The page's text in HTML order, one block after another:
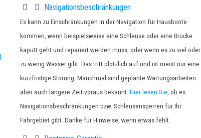
Navigationsbeschränkungen
Es kann zu Einschränkungen in der Navigation für Hausboote
kommen, wenn beispielsweise eine Schleuse oder eine Brücke
kaputt geht und repariert werden muss, oder wenn es zu viel oder
zu wenig Wasser gibt. Das tritt plötzlich auf und ist meist nur eine
kurzfristige Störung. Manchmal sind geplante Wartungsarbeiten
aber auch längere Zeit voraus bekannt. Hier lesen Sie , ob es
Navigationsbeschränkungen bzw. Schleusensperren für Ihr
Fahrgebiet gibt. Danke für Hinweise, wenn etwas fehlt.